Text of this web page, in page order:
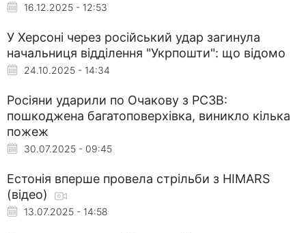
16.12.2025 - 12:53
У Херсоні через російський удар загинула
начальниця відділення "Укрпошти": що відомо
24.10.2025 - 14:34
Росіяни ударили по Очакову з РСЗВ:
пошкоджена багатоповерхівка, виникло кілька
пожеж
30.07.2025 - 09:45
Естонія вперше провела стрільби з HIMARS
(відео)
13.07.2025 - 14:58